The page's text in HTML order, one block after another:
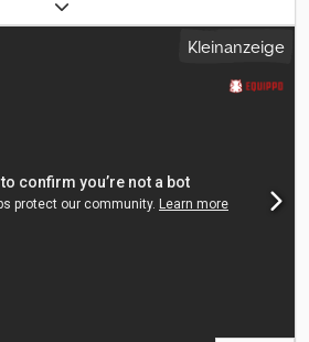
H4, 2,3 m Stiel, 4,6 m Ausleger / 0,6 m3 ?
Doppeltwirkende
Flow ? Doppeltwirkende
Durchfluss. Hilfshydraulikleitung für
Sicherheitsventile für Ausleger und
Rutenschutz Leuchtfeuer FOPS2
Windschutzscheiben-
Kleinanzeige